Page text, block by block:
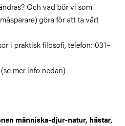
Och vad bör vi som
göra för att ta vårt
i praktisk filosofi, telefon: 031–
(se mer info nedan)
människa-djur-natur, hästar,